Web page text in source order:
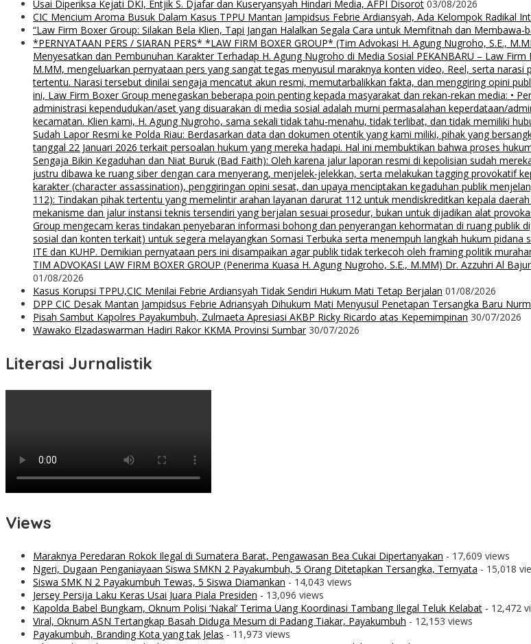
Usai Diperiksa Kejati DKI, Entjik S. Djafar dan Kuseryansyah Hindari Media, AFPI Disorot 03/08/2026
CIC Mencium Aroma Busuk Dalam Kasus TPPU Mantan Jampidsus Febrie Ardiansyah, Ada Kelompok Radikal
“Law Firm Boxer Group: Silakan Bela Klien, Tapi Jangan Halalkan Segala Cara untuk Memfitnah dan Membawa-
*PERNYATAAN PERS / SIARAN PERS* *LAW FIRM BOXER GROUP* (Tim Advokasi H. Agung Nugroho, S.E.,
Menyesatkan dan Pembunuhan Karakter Terhadap H. Agung Nugroho di Media Sosial PEKANBARU – Law
M.MM, mengeluarkan pernyataan pers yang sangat tegas menyusul maraknya konten video, Reel, serta
tertentu. Narasi tersebut dinilai sengaja mencatut akun resmi, memutarbalikkan fakta, dan menggiring opini
ini, Law Firm Boxer Group menegaskan beberapa poin penting kepada masyarakat dan rekan-rekan media: •
administrasi kependudukan/aset yang disuarakan di media sosial adalah murni permasalahan keperdataan/
kecamatan. Klien kami, H. Agung Nugroho, sama sekali tidak tahu-menahu, tidak terlibat, dan tidak memiliki
Sudah Lapor Resmi ke Polda Riau: Berdasarkan data dan dokumen otentik yang kami miliki, pihak yang
tanggal 22 Januari 2026 terkait persoalan hukum yang mereka hadapi. Hal ini membuktikan bahwa proses
Sengaja Bikin Kegaduhan dan Niat Buruk (Bad Faith): Oleh karena jalur laporan resmi di kepolisian sudah
justru dibawa ke ruang siber dengan cara menyerang, menjelek-jelekkan, serta melakukan tagging provokatif
karakter (character assassination), penggiringan opini sesat, dan upaya menciptakan kegaduhan publik
112): Tindakan pihak tertentu yang memelintir arahan layanan darurat 112 untuk mendiskreditkan kepala
mekanisme dan jalur instansi teknis tersendiri yang berjalan sesuai prosedur, bukan untuk dijadikan alat
Group mengecam keras tindakan penyebaran informasi bohong dan penyerangan kehormatan di ruang publik
sosial dan konten terkait) untuk segera melayangkan Somasi Terbuka serta menempuh langkah hukum
ITE dan KUHP. Demikian pernyataan pers ini disampaikan agar publik tidak terkecoh oleh framing politik
TIM ADVOKASI LAW FIRM BOXER GROUP (Penerima Kuasa H. Agung Nugroho, S.E., M.MM) Dr. Azzuhri Al
01/08/2026
Kasus Korupsi TPPU,CIC Menilai Febrie Ardiansyah Tidak Sendiri Hukum Mati Tetap Berjalan 01/08/2026
DPP CIC Desak Mantan Jampidsus Febrie Adriansyah Dihukum Mati Menyusul Penetapan Tersangka Baru
Pisah Sambut Kapolres Payakumbuh, Zulmaeta Apresiasi AKBP Ricky Ricardo atas Kepemimpinan 30/07/2026
Wawako Elzadaswarman Hadiri Rakor KKMA Provinsi Sumbar 30/07/2026
Literasi Jurnalistik
Views
Maraknya Peredaran Rokok Ilegal di Sumatera Barat, Pengawasan Bea Cukai Dipertanyakan - 17,609 views
Ngeri, Dugaan Penganiayaan Siswa SMKN 2 Payakumbuh, 5 Orang Ditetapkan Tersangka, Ternyata - 15,018
Siswa SMK N 2 Payakumbuh Tewas, 5 Siswa Diamankan - 14,043 views
Jersey Persija Laku Keras Usai Juara Piala Presiden - 13,096 views
Kapolda Babel Bungkam, Oknum Polisi ‘Nakal’ Terima Uang Koordinasi Tambang Ilegal Teluk Kelabat - 12,472
Viral, Oknum ASN Tertangkap Basah Diduga Mesum di Padang Tiakar, Payakumbuh - 12,153 views
Payakumbuh, Branding Kota yang tak Jelas - 11,973 views